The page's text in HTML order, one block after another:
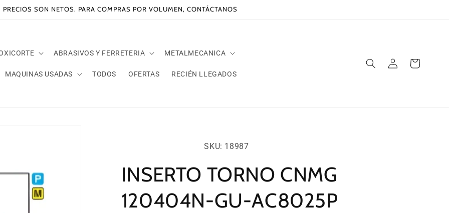
PRECIOS SON NETOS. PARA COMPRAS POR VOLUMEN, CONTÁCTANOS
ABRASIVOS Y FERRETERIA METALMECANICA
MAQUINAS USADAS TODOS OFERTAS RECIÉN LLEGADOS
sesión
Carrito
SKU: 18987
INSERTO TORNO CNMG
120404N-GU-AC8025P